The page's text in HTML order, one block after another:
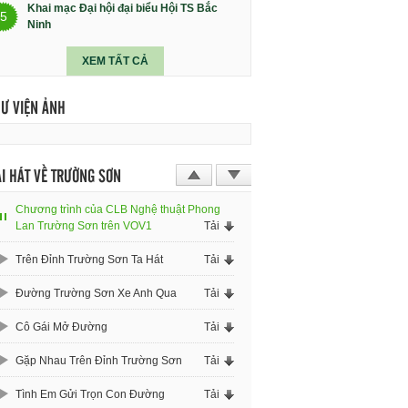
5
Khai mạc Đại hội đại biểu Hội TS Bắc
Ninh
XEM TẤT CẢ
VIỆN ẢNH
HÁT VỀ TRƯỜNG SƠN
Chương trình của CLB Nghệ thuật Phong
Lan Trường Sơn trên VOV1
Tải
Trên Đỉnh Trường Sơn Ta Hát Tải
Đường Trường Sơn Xe Anh Qua Tải
Cô Gái Mở Đường Tải
Gặp Nhau Trên Đỉnh Trường Sơn Tải
Tình Em Gửi Trọn Con Đường Tải